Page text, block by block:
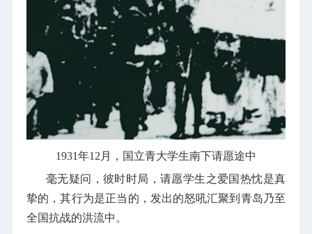
1931年12 月，国立青大学生南下请愿途中
毫无疑问，彼时时局，请愿学生之爱国热忱是真
挚的，其行为是正当的，发出的怒吼汇聚到青岛乃至
全国抗战的洪流中。